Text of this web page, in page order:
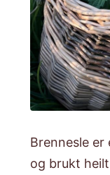
Brennesle er
og brukt